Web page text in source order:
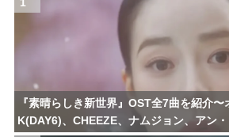
1
『素晴らしき新世界』OST全7曲を紹介
K(DAY6)、CHEEZE、ナムジョン、アン